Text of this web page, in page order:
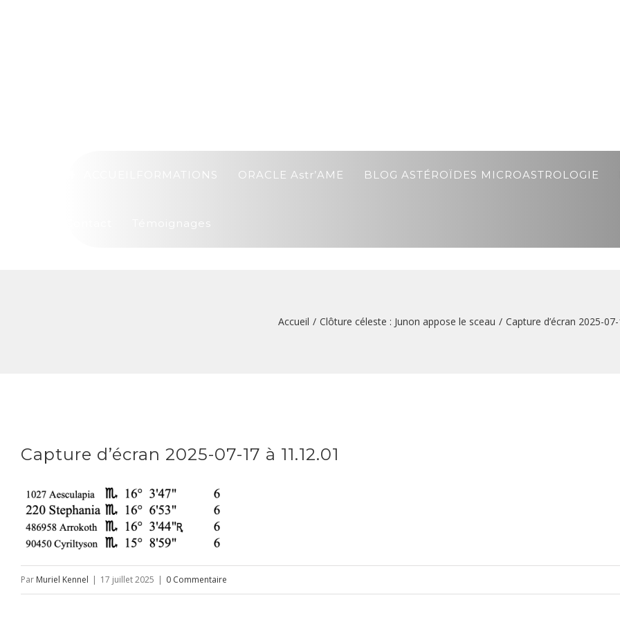
FORMATIONS ORACLE Astr’AME BLOG ASTÉROÏDES MICROASTROLOGIE
Témoignages
Accueil / Clôture céleste : Junon appose le sceau / Capture d’écran 2025-
Capture d’écran 2025-07-17 à 11.12.01
Par Muriel Kennel | 17 juillet 2025 | 0 Commentaire